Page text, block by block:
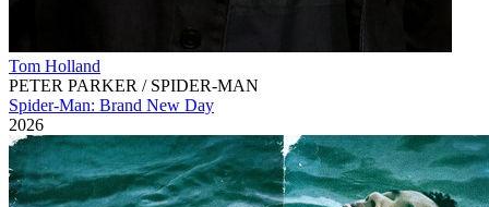
Tom Holland
PETER PARKER / SPIDER-MAN
Spider-Man: Brand New Day
2026